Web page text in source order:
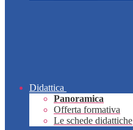
Didattica
Panoramica
Offerta formativa
Le schede didattiche